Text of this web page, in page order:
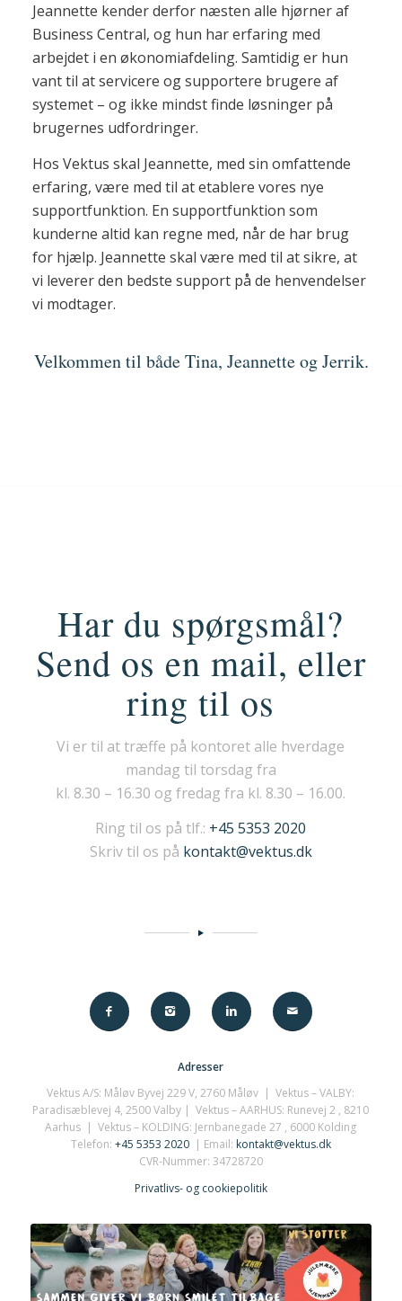
Jeannette kender derfor næsten alle hjørner af
Business Central, og hun har erfaring med
arbejdet i en økonomiafdeling. Samtidig er hun
vant til at servicere og supportere brugere af
systemet – og ikke mindst finde løsninger på
brugernes udfordringer.
Hos Vektus skal Jeannette, med sin omfattende
erfaring, være med til at etablere vores nye
supportfunktion. En supportfunktion som
kunderne altid kan regne med, når de har brug
for hjælp. Jeannette skal være med til at sikre, at
vi leverer den bedste support på de henvendelser
vi modtager.
Velkommen til både Tina, Jeannette og Jerrik.
Har du spørgsmål?
Send os en mail, eller
ring til os
Vi er til at træffe på kontoret alle hverdage
mandag til torsdag fra
kl. 8.30 – 16.30 og fredag fra kl. 8.30 – 16.00.
Ring til os på tlf.: +45 5353 2020
Skriv til os på kontakt@vektus.dk
Adresser
Vektus A/S: Måløv Byvej 229 V, 2760 Måløv | Vektus – VALBY:
Paradisæblevej 4, 2500 Valby | Vektus – AARHUS: Runevej 2 , 8210
Aarhus | Vektus – KOLDING: Jernbanegade 27 , 6000 Kolding
Telefon: +45 5353 2020| Email: kontakt@vektus.dk
CVR-Nummer: 34728720
Privatlivs- og cookiepolitik